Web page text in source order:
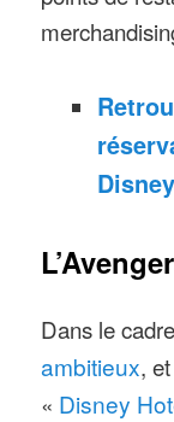
Dans le
ambitieux,
« Disney